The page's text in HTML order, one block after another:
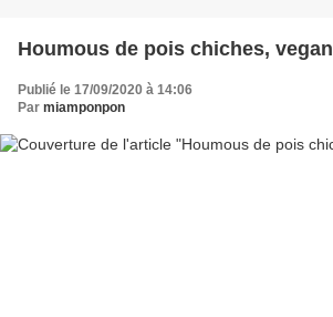
Houmous de pois chiches, vegan
Publié le 17/09/2020 à 14:06
Par miamponpon